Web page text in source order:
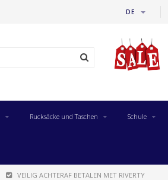
DE
Rucksäcke und Taschen Schule
VEILIG ACHTERAF BETALEN MET RIVERTY